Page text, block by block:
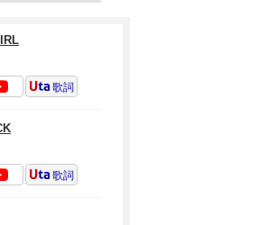
歌詞
歌詞